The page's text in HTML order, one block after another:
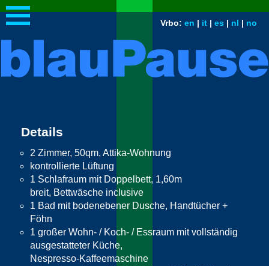
Vrbo: en | it | es | nl | no
Details
2 Zimmer, 50qm, Attika-Wohnung
kontrollierte Lüftung
1 Schlafraum mit Doppelbett, 1,60m
breit, Bettwäsche inclusive
1 Bad mit bodenebener Dusche, Handtücher +
Föhn
1 großer Wohn- / Koch- / Essraum mit vollständig
ausgestatteter Küche,
Nespresso-Kaffeemaschine